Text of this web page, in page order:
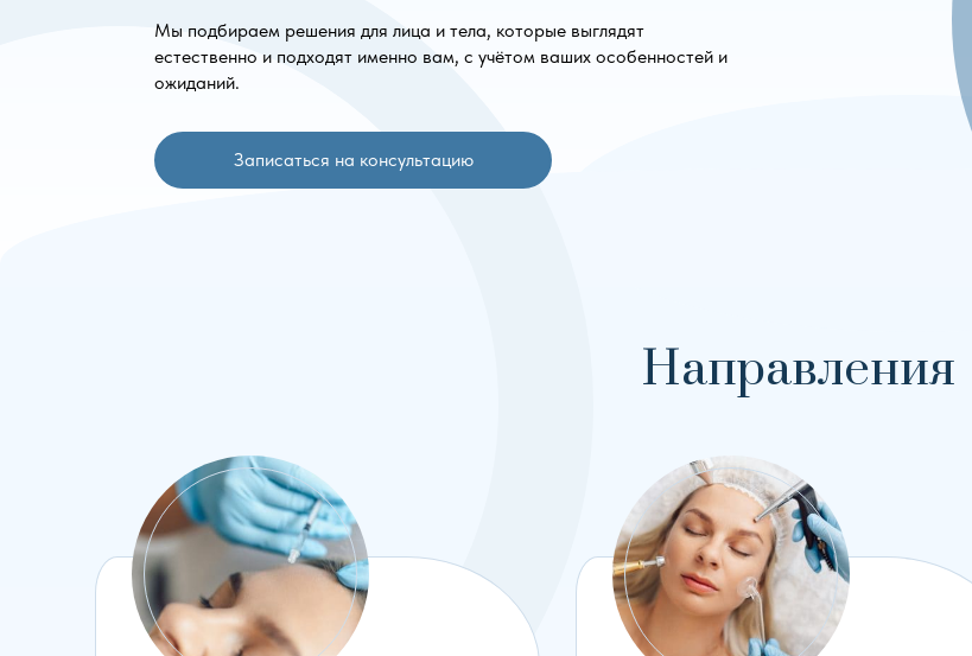
Мы подбираем решения для лица и тела, которые выглядят
естественно и подходят именно вам, с учётом ваших особенностей и
ожиданий.
Записаться на консультацию
Направления